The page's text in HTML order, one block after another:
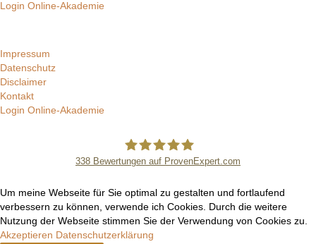
Login Online-Akademie
Impressum
Datenschutz
Disclaimer
Kontakt
Login Online-Akademie
Manuel Epli
338 Bewertungen auf ProvenExpert.com
Um meine Webseite für Sie optimal zu gestalten und fortlaufend
verbessern zu können, verwende ich Cookies. Durch die weitere
Nutzung der Webseite stimmen Sie der Verwendung von Cookies zu.
Akzeptieren Datenschutzerklärung